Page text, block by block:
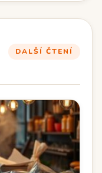
DALŠÍ ČTENÍ